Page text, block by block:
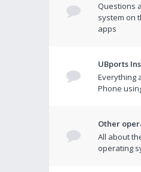
Questions
system on
apps
UBports
Everything
Phone
Other
All about
operating